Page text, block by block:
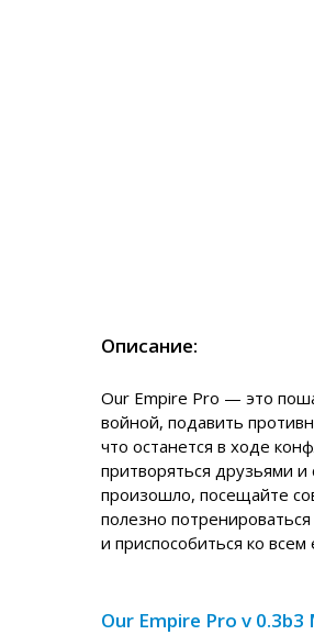
Описание:
Our Empire Pro — это
войной, подавить
что останется в ходе
притворяться друзьями
произошло, посещайте
полезно
и приспособиться ко
Our Empire Pro v